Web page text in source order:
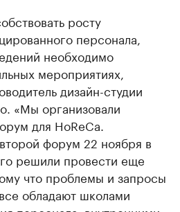
росту
персонала,
необходимо
мероприятиях,
дизайн-студии
«Мы организовали
для HoReCa.
форум 22 ноября в
решили провести еще
что проблемы и запросы
обладают школами